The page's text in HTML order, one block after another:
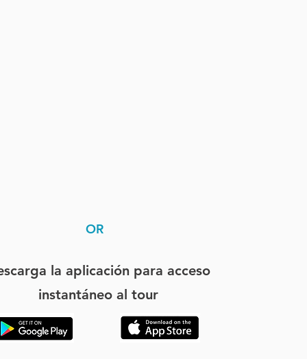
OR
la aplicación para acceso
instantáneo al tour